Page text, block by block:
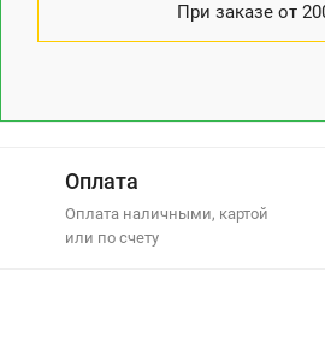
При заказе от
Оплата
Оплата наличными, картой
или по счету